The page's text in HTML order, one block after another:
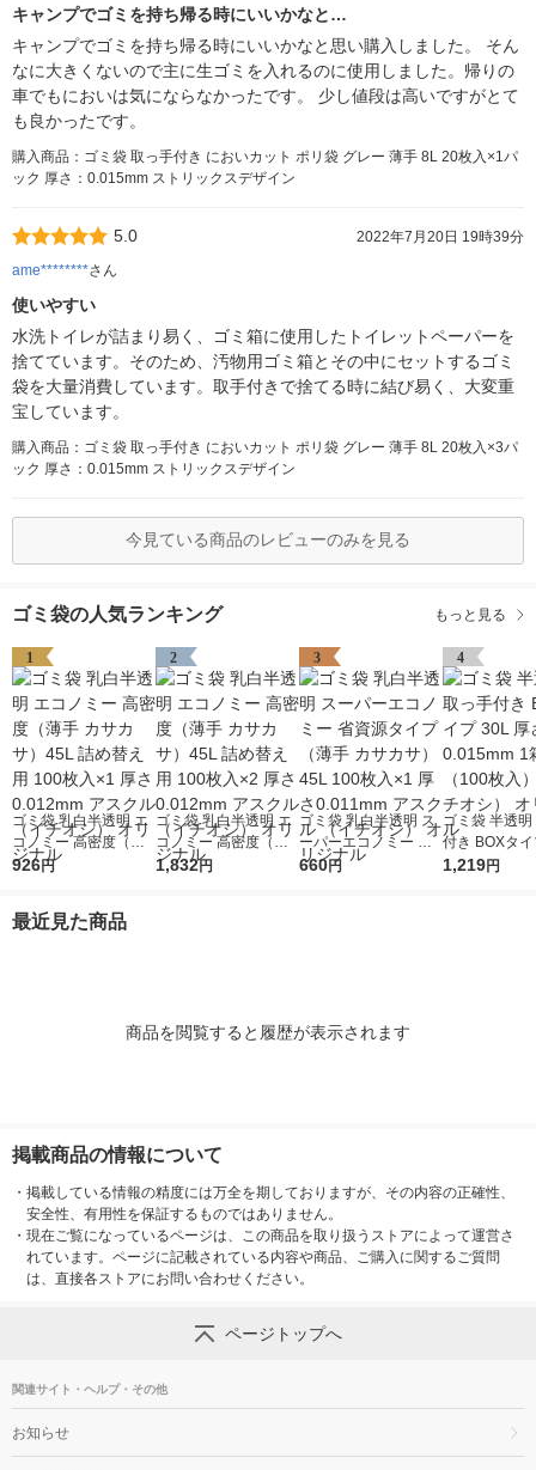
キャンプでゴミを持ち帰る時にいいかなと…
キャンプでゴミを持ち帰る時にいいかなと思い購入しました。 そん
なに大きくないので主に生ゴミを入れるのに使用しました。帰りの
車でもにおいは気にならなかったです。 少し値段は高いですがとて
も良かったです。
購入商品：ゴミ袋 取っ手付き においカット ポリ袋 グレー 薄手 8L 20枚入×1パ
ック 厚さ：0.015mm ストリックスデザイン
5.0
2022年7月20日 19時39分
ame********さん
使いやすい
水洗トイレが詰まり易く、ゴミ箱に使用したトイレットペーパーを
捨てています。そのため、汚物用ゴミ箱とその中にセットするゴミ
袋を大量消費しています。取手付きで捨てる時に結び易く、大変重
宝しています。
購入商品：ゴミ袋 取っ手付き においカット ポリ袋 グレー 薄手 8L 20枚入×3パ
ック 厚さ：0.015mm ストリックスデザイン
今見ている商品のレビューのみを見る
ゴミ袋の人気ランキング もっと見る
1
ゴミ袋 乳白半透明 エ
コノミー 高密度（薄
手 カサカサ）45L 詰
ル（イチオシ） オリ
926円
2
ゴミ袋 乳白半透明 エ
コノミー 高密度（薄
手 カサカサ）45L 詰
1,832円
3
ゴミ袋 乳白半透明 ス
ーパーエコノミー 省
資源タイプ（薄手 カ
660円
4
ゴミ袋 半透
付き BOXタ
厚さ
1,219円
最近見た商品
商品を閲覧すると履歴が表示されます
掲載商品の情報について
・ 掲載している情報の精度には万全を期しておりますが、その内容の正確性、
安全性、有用性を保証するものではありません。
・ 現在ご覧になっているページは、この商品を取り扱うストアによって運営さ
れています。ページに記載されている内容や商品、ご購入に関するご質問
は、直接各ストアにお問い合わせください。
ページトップへ
関連サイト・ヘルプ・その他
お知らせ